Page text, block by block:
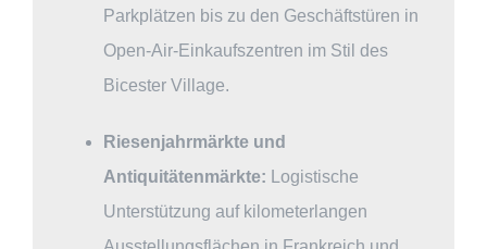
Parkplätzen bis zu den Geschäftstüren in
Open-Air-Einkaufszentren im Stil des
Bicester Village.
Riesenjahrmärkte und
Antiquitätenmärkte: Logistische
Unterstützung auf kilometerlangen